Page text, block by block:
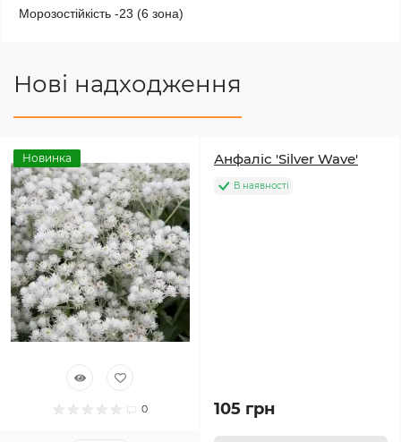
Морозостійкість -23 (6 зона)
Нові надходження
Новинка
0
Анфаліс 'Silver Wave'
В наявності
105 грн